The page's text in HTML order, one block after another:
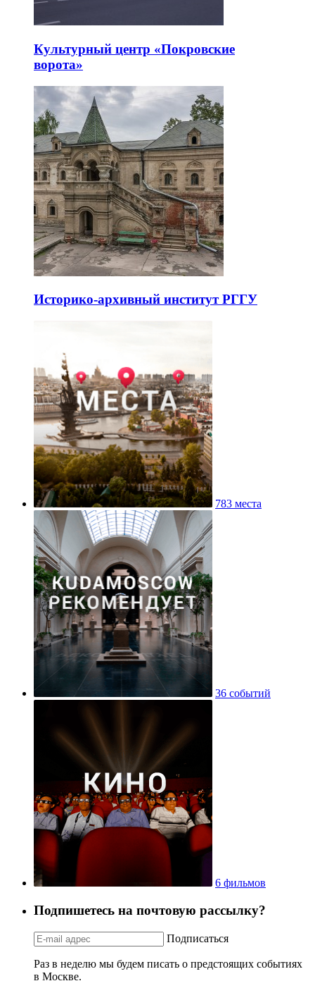
Культурный центр «Покровские
ворота»
Историко-архивный институт РГГУ
783 места
36 событий
6 фильмов
Подпишетесь на почтовую рассылку?
Подписаться
Раз в неделю мы будем писать о предстоящих событиях
в Москве.